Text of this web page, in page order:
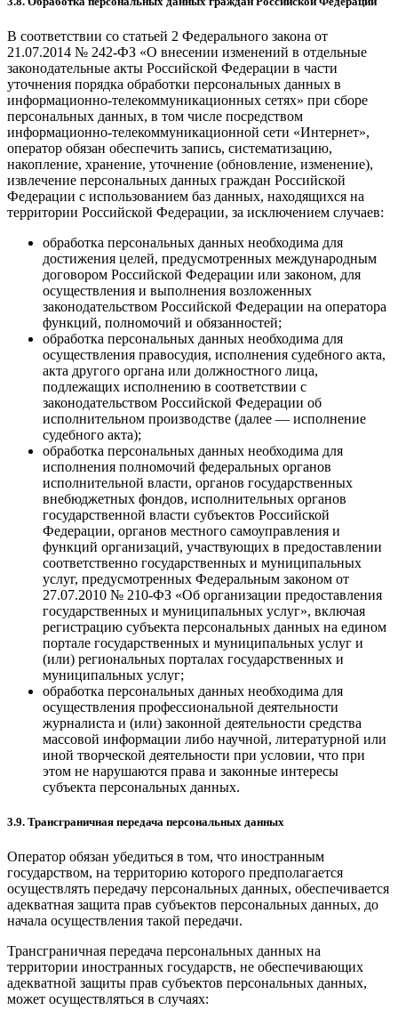
В соответствии со статьей 2 Федерального закона от
21.07.2014 № 242-ФЗ «О внесении изменений в отдельные
законодательные акты Российской Федерации в части
уточнения порядка обработки персональных данных в
информационно-телекоммуникационных сетях» при сборе
персональных данных, в том числе посредством
информационно-телекоммуникационной сети «Интернет»,
оператор обязан обеспечить запись, систематизацию,
накопление, хранение, уточнение (обновление, изменение),
извлечение персональных данных граждан Российской
Федерации с использованием баз данных, находящихся на
территории Российской Федерации, за исключением случаев:
обработка персональных данных необходима для
достижения целей, предусмотренных международным
договором Российской Федерации или законом, для
осуществления и выполнения возложенных
законодательством Российской Федерации на оператора
функций, полномочий и обязанностей;
обработка персональных данных необходима для
осуществления правосудия, исполнения судебного акта,
акта другого органа или должностного лица,
подлежащих исполнению в соответствии с
законодательством Российской Федерации об
исполнительном производстве (далее — исполнение
судебного акта);
обработка персональных данных необходима для
исполнения полномочий федеральных органов
исполнительной власти, органов государственных
внебюджетных фондов, исполнительных органов
государственной власти субъектов Российской
Федерации, органов местного самоуправления и
функций организаций, участвующих в предоставлении
соответственно государственных и муниципальных
услуг, предусмотренных Федеральным законом от
27.07.2010 № 210-ФЗ «Об организации предоставления
государственных и муниципальных услуг», включая
регистрацию субъекта персональных данных на едином
портале государственных и муниципальных услуг и
(или) региональных порталах государственных и
муниципальных услуг;
обработка персональных данных необходима для
осуществления профессиональной деятельности
журналиста и (или) законной деятельности средства
массовой информации либо научной, литературной или
иной творческой деятельности при условии, что при
этом не нарушаются права и законные интересы
субъекта персональных данных.
3.9. Трансграничная передача персональных данных
Оператор обязан убедиться в том, что иностранным
государством, на территорию которого предполагается
осуществлять передачу персональных данных, обеспечивается
адекватная защита прав субъектов персональных данных, до
начала осуществления такой передачи.
Трансграничная передача персональных данных на
территории иностранных государств, не обеспечивающих
адекватной защиты прав субъектов персональных данных,
может осуществляться в случаях: